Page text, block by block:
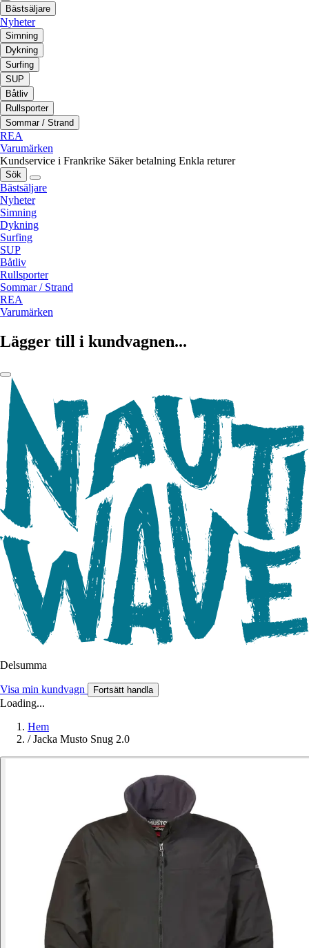
Bästsäljare
Nyheter
Simning
Dykning
Surfing
SUP
Båtliv
Rullsporter
Sommar / Strand
REA
Varumärken
Kundservice i Frankrike Säker betalning Enkla returer
Sök
Bästsäljare
Nyheter
Simning
Dykning
Surfing
SUP
Båtliv
Rullsporter
Sommar / Strand
REA
Varumärken
Lägger till i kundvagnen...
Delsumma
Visa min kundvagn Fortsätt handla
Loading...
Hem
/ Jacka Musto Snug 2.0